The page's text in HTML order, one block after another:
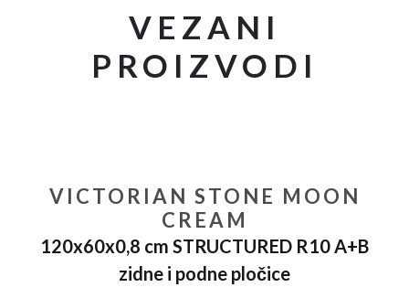
VEZANI
PROIZVODI
VICTORIAN STONE MOON
CREAM
120x60x0,8 cm STRUCTURED R10 A+B
zidne i podne pločice